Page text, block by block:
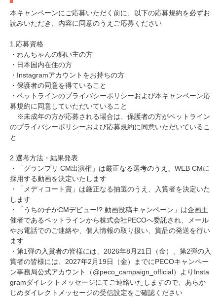
本キャンペーンにご応募いただく前に、以下の応募規約を必ずお
読みいただき、内容に同意のうえご応募ください
1.応募資格
・わんちゃんの飼い主の方
・日本国内在住の方
・Instagramアカウントをお持ちの方
・保護者の同意を得ていること
・ペットラインのプライバシーポリシーおよび本キャンペーン応
募規約に同意していただいていること
※未成年の方が応募される場合は、保護者の方がペットライン
のプライバシーポリシーおよび応募規約に同意いただいているこ
と
2.選考方法・結果発表
・「グランプリ CM出演権」は厳正なる選考のうえ、WEB CMに
採用する動画を決定いたします
・「メディコート賞」は厳正なる抽選のうえ、入賞者を決定いた
します
・「うちの子がCMデビュー!? 動画投稿キャンペーン」は企画主
催者であるペットラインから株式会社PECOへ委託され、メール
やお電話でのご連絡や、個人情報の取り扱い、賞品の発送を行い
ます
・第1弾の入賞者の皆様には、2026年8月21日（金）、第2弾の入
賞者の皆様には、2027年2月19日（金）までにPECOキャンペー
ン事務局公式アカウント（@peco_campaign_official）よりInsta
gramダイレクトメッセージにてご連絡いたしますので、あらか
じめダイレクトメッセージの受信設定をご確認ください